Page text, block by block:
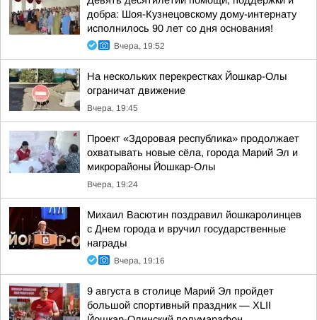
добра: Шоя-Кузнецовскому дому-интернату
исполнилось 90 лет со дня основания!
Вчера, 19:52
На нескольких перекрестках Йошкар-Олы
ограничат движение
Вчера, 19:45
Проект «Здоровая республика» продолжает
охватывать новые сёла, города Марий Эл и
микрорайоны Йошкар-Олы
Вчера, 19:24
Михаил Васютин поздравил йошкаролинцев
с Днем города и вручил государственные
награды
Вчера, 19:16
9 августа в столице Марий Эл пройдет
большой спортивный праздник — XLII